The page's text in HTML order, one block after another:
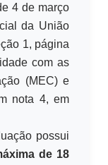
4 de março
da União
1, página
com as
(MEC) e
nota 4, em
possui
de 18